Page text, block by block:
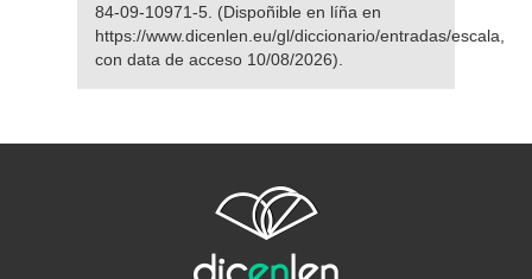
84-09-10971-5. (Dispoñible en líña en
https://www.dicenlen.eu/gl/diccionario/entradas/escala,
con data de acceso 10/08/2026).